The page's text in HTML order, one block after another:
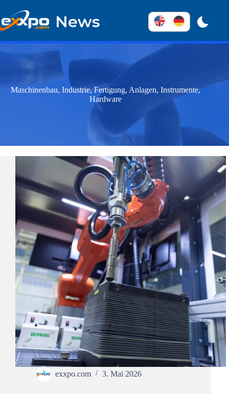
zum
Inhalt
News
Maschinenbau, Industrie, Fertigung, Anlagen, Instrumente,
Hardware
exxpo.com 3. Mai 2026